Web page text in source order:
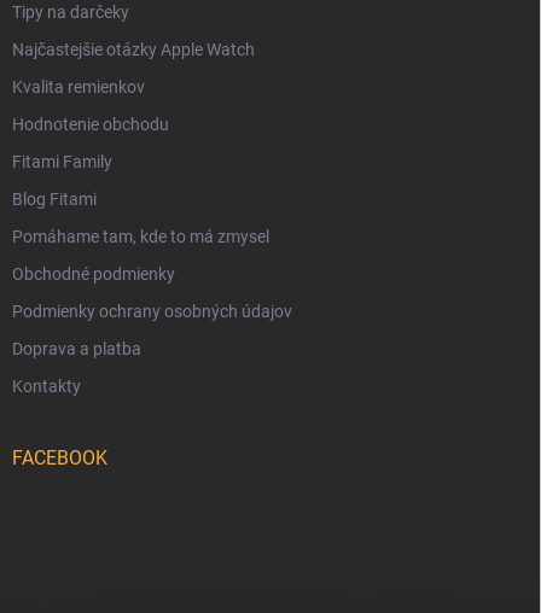
Tipy na darčeky
Najčastejšie otázky Apple Watch
Kvalita remienkov
Hodnotenie obchodu
Fitami Family
Blog Fitami
Pomáhame tam, kde to má zmysel
Obchodné podmienky
Podmienky ochrany osobných údajov
Doprava a platba
Kontakty
FACEBOOK